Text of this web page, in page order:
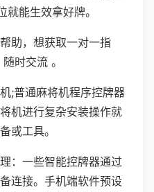
能生效拿好牌。
助，想获取一对一指
时交流 。
;普通麻将机程序控牌器
机进行复杂安装操作就
或工具。
：一些智能控牌器通过
连接。手机端软件预设